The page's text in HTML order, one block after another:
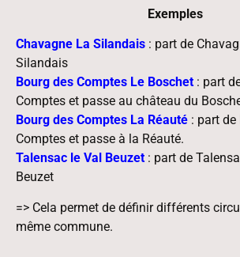
Exemples
Chavagne La Silandais : part de
Silandais
Bourg des Comptes Le Boschet : part
Comptes et passe au château du
Bourg des Comptes La Réauté : part de
Comptes et passe à la Réauté.
Talensac le Val Beuzet : part de
Beuzet
=> Cela permet de définir différents
même commune.